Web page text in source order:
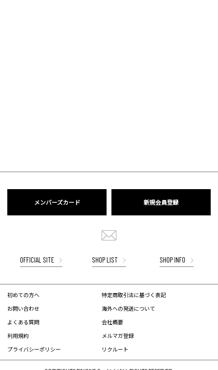
メンバーズカード 新規会員登録
OFFICIAL SITE SHOP LIST SHOP INFO
初めての方へ
お問い合わせ
よくある質問
利用規約
プライバシーポリシー
特定商取引法に基づく表記
海外への発送について
会社概要
メルマガ登録
リクルート